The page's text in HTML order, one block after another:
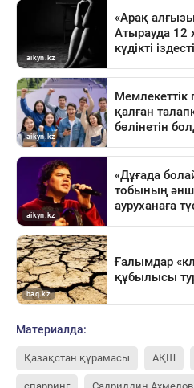
Материалда:
Қазақстан құрамасы АҚШ